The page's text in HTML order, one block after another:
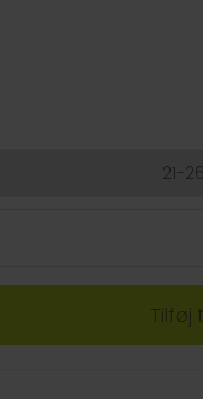
21-